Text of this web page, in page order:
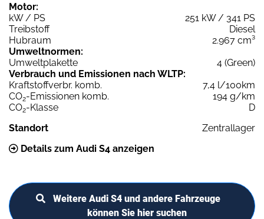
Motor:
kW / PS
251 kW / 341 PS
Treibstoff
Diesel
Hubraum
2.967 cm³
Umweltnormen:
Umweltplakette
4 (Green)
Verbrauch und Emissionen nach WLTP:
Kraftstoffverbr. komb.
7,4 l/100km
CO2-Emissionen komb.
194 g/km
CO2-Klasse
D
Standort
Zentrallager
Details zum Audi S4 anzeigen
Weitere Audi S4 und andere Fahrzeuge
können Sie hier suchen